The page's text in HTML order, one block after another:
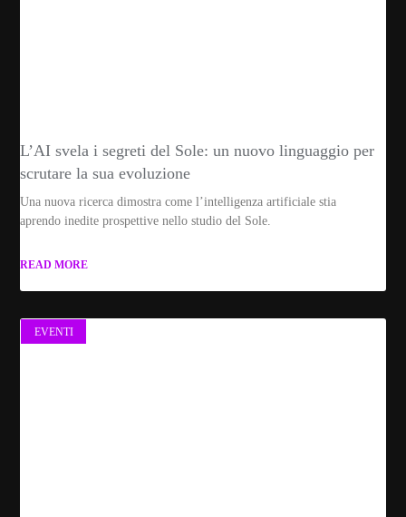
L’AI svela i segreti del Sole: un nuovo linguaggio per
scrutare la sua evoluzione
Una nuova ricerca dimostra come l’intelligenza artificiale stia
aprendo inedite prospettive nello studio del Sole.
READ MORE
EVENTI